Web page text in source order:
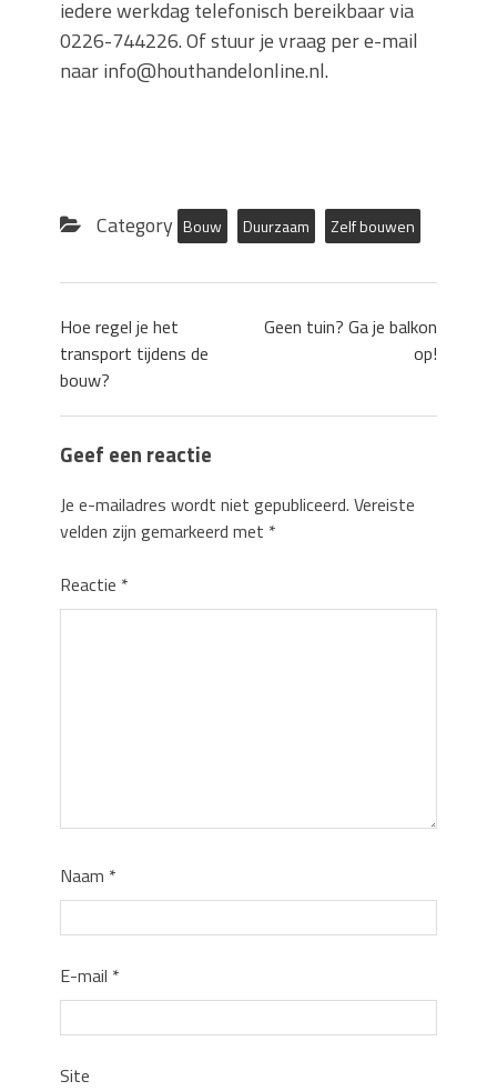
iedere werkdag telefonisch bereikbaar via
0226-744226. Of stuur je vraag per e-mail
naar info@houthandelonline.nl.
Category Bouw Duurzaam Zelf bouwen
Hoe regel je het
transport tijdens de
bouw?
Geen tuin? Ga je balkon
op!
Geef een reactie
Je e-mailadres wordt niet gepubliceerd. Vereiste
velden zijn gemarkeerd met *
Reactie *
Naam *
E-mail *
Site